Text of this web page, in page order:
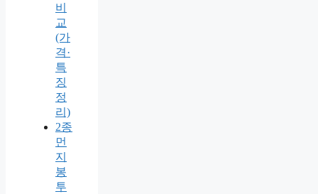
비
교
(가
격·
특
징
정
리)
2종
먼
지
봉
투